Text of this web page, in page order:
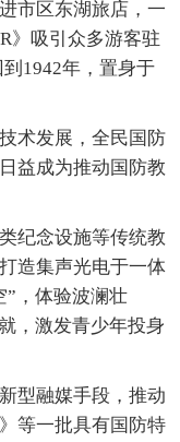
市区东湖旅店，一
吸引众多游客驻
1942年，置身于
术发展，全民国防
益成为推动国防教
纪念设施等传统教
造集声光电于一体
”，体验波澜壮
，激发青少年投身
型融媒手段，推动
等一批具有国防特